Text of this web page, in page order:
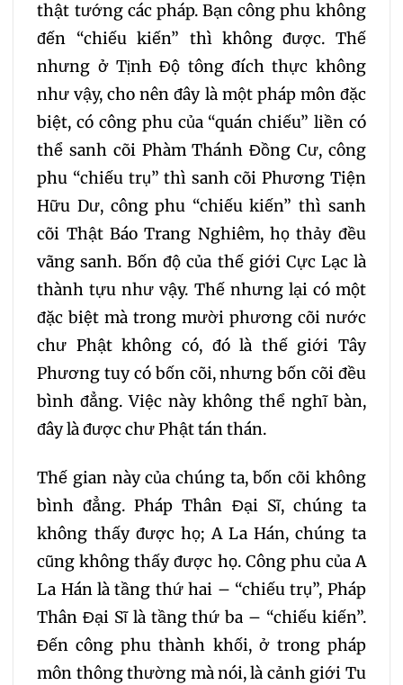
thật tướng các pháp. Bạn công phu không
đến “chiếu kiến” thì không được. Thế
nhưng ở Tịnh Độ tông đích thực không
như vậy, cho nên đây là một pháp môn đặc
biệt, có công phu của “quán chiếu” liền có
thể sanh cõi Phàm Thánh Đồng Cư, công
phu “chiếu trụ” thì sanh cõi Phương Tiện
Hữu Dư, công phu “chiếu kiến” thì sanh
cõi Thật Báo Trang Nghiêm, họ thảy đều
vãng sanh. Bốn độ của thế giới Cực Lạc là
thành tựu như vậy. Thế nhưng lại có một
đặc biệt mà trong mười phương cõi nước
chư Phật không có, đó là thế giới Tây
Phương tuy có bốn cõi, nhưng bốn cõi đều
bình đẳng. Việc này không thể nghĩ bàn,
đây là được chư Phật tán thán.
Thế gian này của chúng ta, bốn cõi không
bình đẳng. Pháp Thân Đại Sĩ, chúng ta
không thấy được họ; A La Hán, chúng ta
cũng không thấy được họ. Công phu của A
La Hán là tầng thứ hai – “chiếu trụ”, Pháp
Thân Đại Sĩ là tầng thứ ba – “chiếu kiến”.
Đến công phu thành khối, ở trong pháp
môn thông thường mà nói, là cảnh giới Tu